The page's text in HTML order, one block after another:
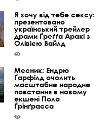
Я хочу від тебе сексу:
презентовано
український трейлер
драми Ґреґґа Аракі з
Олівією Вайлд
Месник: Ендрю
Ґарфілд очолить
масштабне народне
повстання в новому
екшені Пола
Ґрінґрасса